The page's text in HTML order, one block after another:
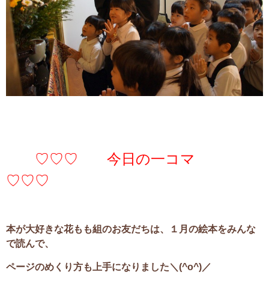
♡♡♡ 今日の一コマ
♡♡♡
本が大好きな花もも組のお友だちは、１月の絵本をみんな
で読んで、
ページのめくり方も上手になりました＼(^o^)／